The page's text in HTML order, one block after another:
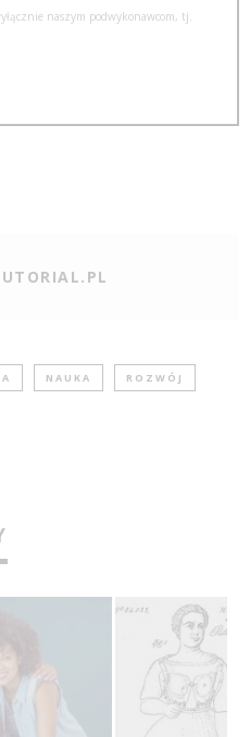
naszym podwykonawcom, tj.
NAUKA ROZWÓJ